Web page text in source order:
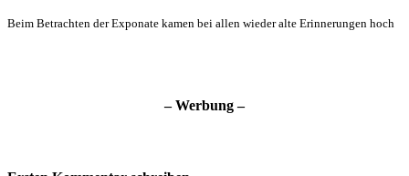
Beim Betrachten der Exponate kamen bei allen wieder alte Erinnerungen hoch
– Werbung –